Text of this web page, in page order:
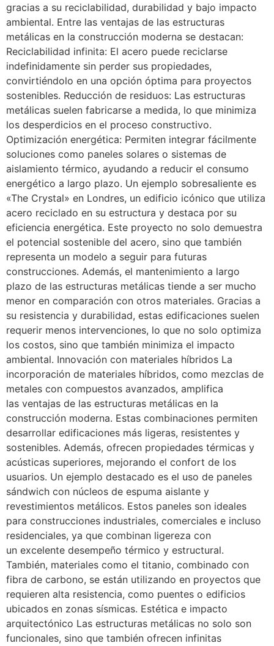
gracias a su reciclabilidad, durabilidad y bajo impacto
ambiental. Entre las ventajas de las estructuras
metálicas en la construcción moderna se destacan:
Reciclabilidad infinita: El acero puede reciclarse
indefinidamente sin perder sus propiedades,
convirtiéndolo en una opción óptima para proyectos
sostenibles. Reducción de residuos: Las estructuras
metálicas suelen fabricarse a medida, lo que minimiza
los desperdicios en el proceso constructivo.
Optimización energética: Permiten integrar fácilmente
soluciones como paneles solares o sistemas de
aislamiento térmico, ayudando a reducir el consumo
energético a largo plazo. Un ejemplo sobresaliente es
«The Crystal» en Londres, un edificio icónico que utiliza
acero reciclado en su estructura y destaca por su
eficiencia energética. Este proyecto no solo demuestra
el potencial sostenible del acero, sino que también
representa un modelo a seguir para futuras
construcciones. Además, el mantenimiento a largo
plazo de las estructuras metálicas tiende a ser mucho
menor en comparación con otros materiales. Gracias a
su resistencia y durabilidad, estas edificaciones suelen
requerir menos intervenciones, lo que no solo optimiza
los costos, sino que también minimiza el impacto
ambiental. Innovación con materiales híbridos La
incorporación de materiales híbridos, como mezclas de
metales con compuestos avanzados, amplifica
las ventajas de las estructuras metálicas en la
construcción moderna. Estas combinaciones permiten
desarrollar edificaciones más ligeras, resistentes y
sostenibles. Además, ofrecen propiedades térmicas y
acústicas superiores, mejorando el confort de los
usuarios. Un ejemplo destacado es el uso de paneles
sándwich con núcleos de espuma aislante y
revestimientos metálicos. Estos paneles son ideales
para construcciones industriales, comerciales e incluso
residenciales, ya que combinan ligereza con
un excelente desempeño térmico y estructural.
También, materiales como el titanio, combinado con
fibra de carbono, se están utilizando en proyectos que
requieren alta resistencia, como puentes o edificios
ubicados en zonas sísmicas. Estética e impacto
arquitectónico Las estructuras metálicas no solo son
funcionales, sino que también ofrecen infinitas